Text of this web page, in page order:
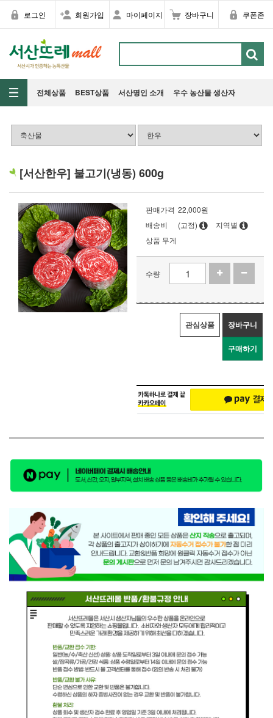
로그인 회원가입 마이페이지 장바구니 쿠폰존
전체상품 BEST상품 서산명인 소개 우수 농산물 생산자
[서산한우] 불고기(냉동) 600g
판매가격 22,000원
배송비
(고정)
지역별
상품 무게
수량
관심상품 장바구니
구매하기